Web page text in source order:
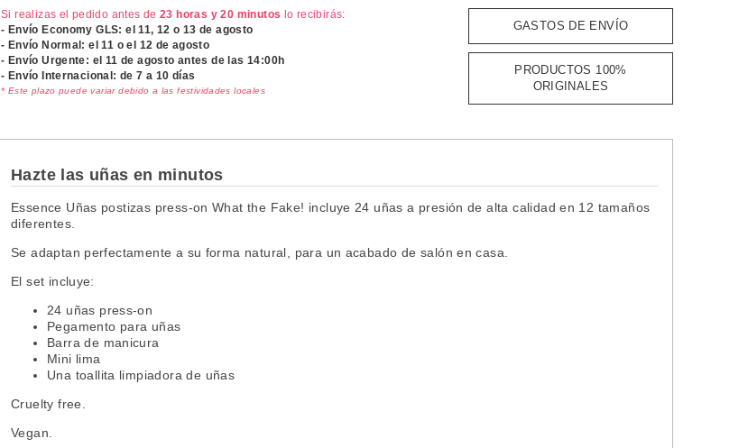
Si realizas el pedido antes de23 horas y 20 minutos lo recibirás:
- Envío Economy GLS: el11, 12 o 13 de agosto
- Envío Normal: el11 o el 12 de agosto
- Envío Urgente: el 11 de agosto antes de las 14:00h
- Envío Internacional: de 7 a 10 días
* Este plazo puede variar debido a las festividades locales
GASTOS DE ENVÍO
PRODUCTOS 100%
ORIGINALES
Hazte las uñas en minutos
Essence Uñas postizas press-on What the Fake! incluye 24 uñas a presión de alta calidad en 12 tamaños
diferentes.
Se adaptan perfectamente a su forma natural, para un acabado de salón en casa.
El set incluye:
24 uñas press-on
Pegamento para uñas
Barra de manicura
Mini lima
Una toallita limpiadora de uñas
Cruelty free.
Vegan.